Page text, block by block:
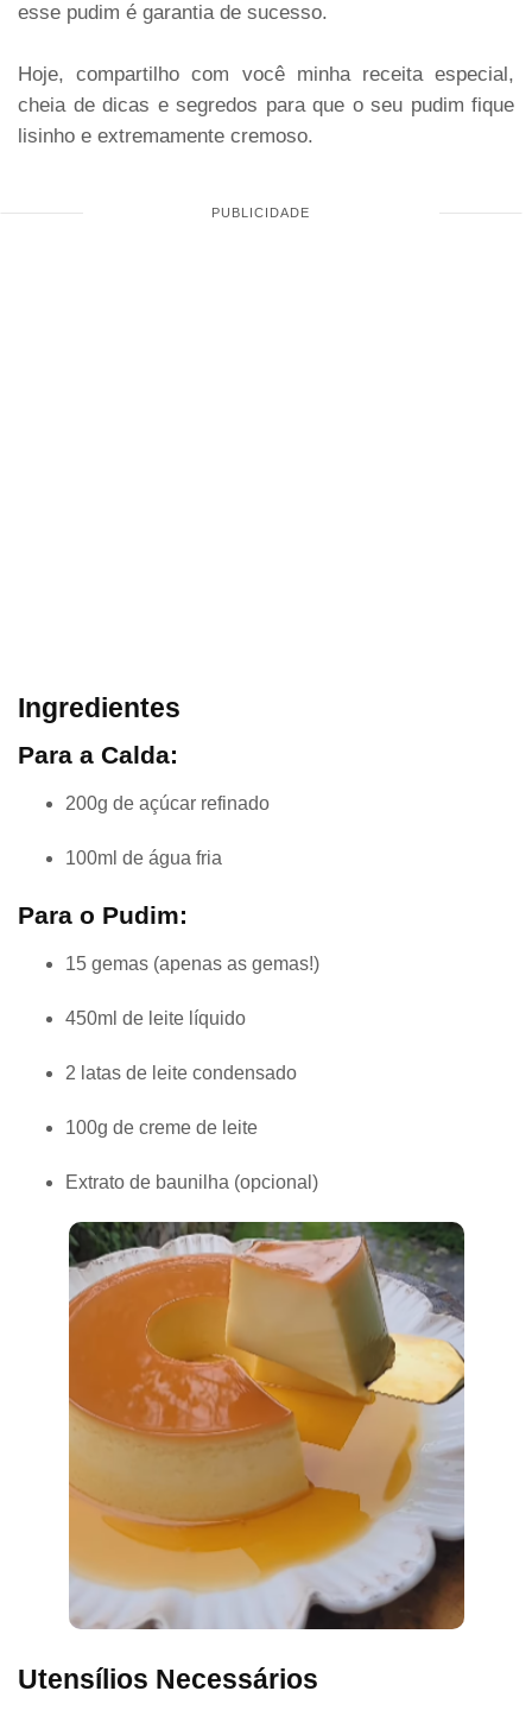
esse pudim é garantia de sucesso.
Hoje, compartilho com você minha receita especial,
cheia de dicas e segredos para que o seu pudim fique
lisinho e extremamente cremoso.
Ingredientes
Para a Calda:
200g de açúcar refinado
100ml de água fria
Para o Pudim:
15 gemas (apenas as gemas!)
450ml de leite líquido
2 latas de leite condensado
100g de creme de leite
Extrato de baunilha (opcional)
Utensílios Necessários